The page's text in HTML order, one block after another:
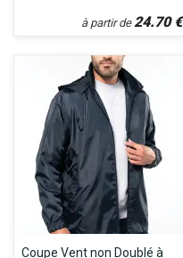
à partir de24.70€
Coupe Vent non Doublé à